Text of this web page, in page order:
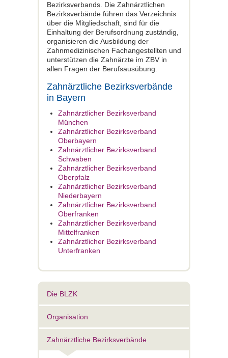
Bezirksverbands. Die Zahnärztlichen
Bezirksverbände führen das Verzeichnis
über die Mitgliedschaft, sind für die
Einhaltung der Berufsordnung zuständig,
organisieren die Ausbildung der
Zahnmedizinischen Fachangestellten und
unterstützen die Zahnärzte im ZBV in
allen Fragen der Berufsausübung.
Zahnärztliche Bezirksverbände
in Bayern
Zahnärztlicher Bezirksverband
München
Zahnärztlicher Bezirksverband
Oberbayern
Zahnärztlicher Bezirksverband
Schwaben
Zahnärztlicher Bezirksverband
Oberpfalz
Zahnärztlicher Bezirksverband
Niederbayern
Zahnärztlicher Bezirksverband
Oberfranken
Zahnärztlicher Bezirksverband
Mittelfranken
Zahnärztlicher Bezirksverband
Unterfranken
Die BLZK
Organisation
Zahnärztliche Bezirksverbände